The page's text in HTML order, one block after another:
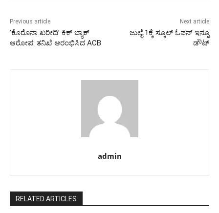
Previous article
‘ಕೊರೊನಾ ಖರೀದಿ’ ಕಿಕ್ ಬ್ಯಾಕ್
ಆರೋಪ: ತನಿಖೆ ಆರಂಭಿಸಿದ ACB
Next article
ಜುಲೈ 1ಕ್ಕೆ ಸ್ಕೂಲ್ ಓಪನ್ ಇನ್ನೂ‌
ಡೌಟ್
admin
RELATED ARTICLES